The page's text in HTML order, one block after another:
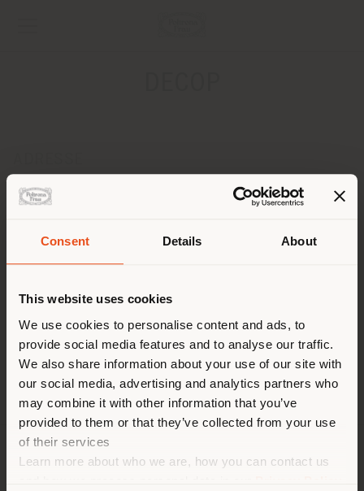
Consent Details About
This website uses cookies
We use cookies to personalise content and ads, to
provide social media features and to analyse our traffic.
We also share information about your use of our site with
our social media, advertising and analytics partners who
may combine it with other information that you’ve
provided to them or that they’ve collected from your use
of their services
Learn more about who we are, how you can contact us
PASEO DE FRANCIA, 13
SAN SEBASTIAN 20012
KONTAKTE
Telefon +34 943 327 171
EINEN TERMIN ANFRAGEN
Sie browsen in einem anderen
Land als Ihrem Standort. Wir
empfehlen Ihnen, sich richtig
zu orientieren, um Einkäufe
tätigen zu können. (us)
UNTERNEHMEN